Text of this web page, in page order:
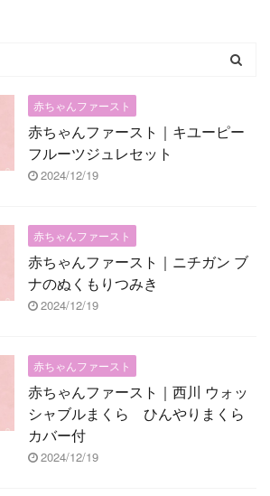
赤ちゃんファースト
赤ちゃんファースト｜キユーピー
フルーツジュレセット
2024/12/19
赤ちゃんファースト
赤ちゃんファースト｜ニチガン ブ
ナのぬくもりつみき
2024/12/19
赤ちゃんファースト
赤ちゃんファースト｜西川 ウォッ
シャブルまくら ひんやりまくら
カバー付
2024/12/19